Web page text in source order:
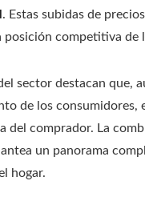
. Estas subidas de
posición competitiva de
sector destacan que,
de los consumidores,
del comprador. La
un panorama
hogar.